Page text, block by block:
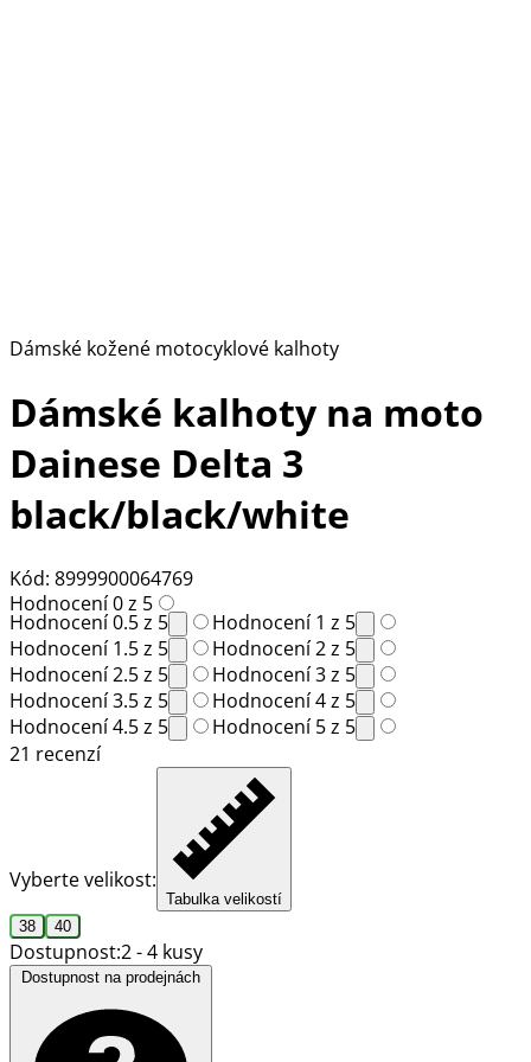
Dámské kožené motocyklové kalhoty
Dámské kalhoty na moto
Dainese Delta 3
black/black/white
Kód: 8999900064769
Hodnocení 0 z 5
Hodnocení 0.5 z 5
Hodnocení 1 z 5
Hodnocení 1.5 z 5
Hodnocení 2 z 5
Hodnocení 2.5 z 5
Hodnocení 3 z 5
Hodnocení 3.5 z 5
Hodnocení 4 z 5
Hodnocení 4.5 z 5
Hodnocení 5 z 5
21 recenzí
Vyberte velikost:
Tabulka velikostí
38
40
Dostupnost:2 - 4 kusy